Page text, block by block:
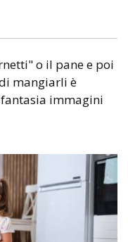
o il pane e poi
mangiarli è
immagini